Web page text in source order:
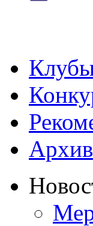
Архив